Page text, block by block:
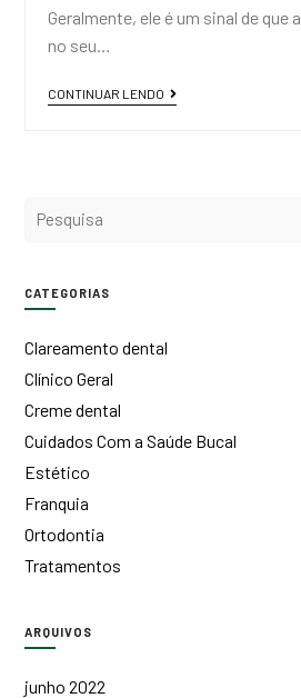
Geralmente, ele é um sinal de que
no seu…
CONTINUAR LENDO
CATEGORIAS
Clareamento dental
Clínico Geral
Creme dental
Cuidados Com a Saúde Bucal
Estético
Franquia
Ortodontia
Tratamentos
ARQUIVOS
junho 2022